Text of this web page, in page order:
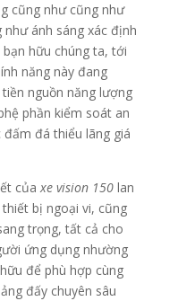
cũng như cũng như
ánh sáng xác định
hữu chúng ta, tới
năng này đang
nguồn năng lượng
phần kiểm soát an
đá thiểu lãng giá
củaxe vision 150lan
bị ngoại vi, cũng
trọng, tất cả cho
ứng dụng nhường
để phù hợp cùng
đấy chuyên sâu